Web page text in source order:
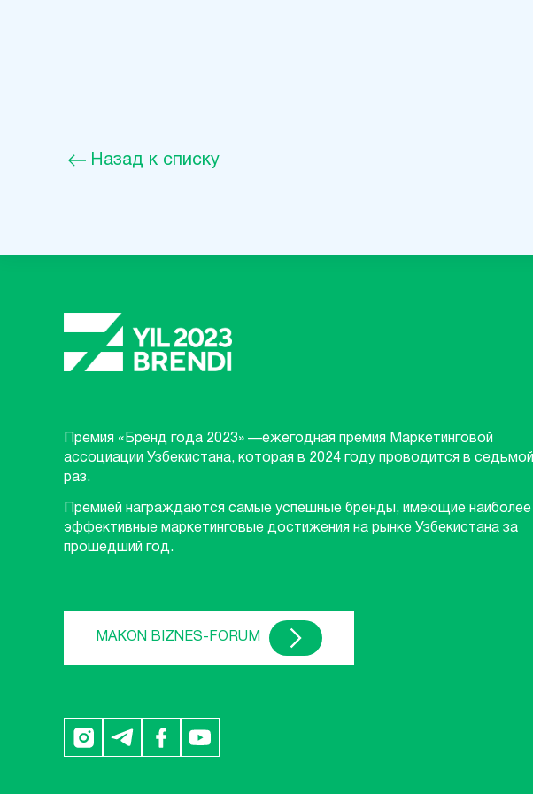
Назад к списку
Премия «Бренд года 2023» —ежегодная премия Маркетинговой
ассоциации Узбекистана, которая в 2024 году проводится в седьмой
раз.
Премией награждаются самые успешные бренды, имеющие наиболее
эффективные маркетинговые достижения на рынке Узбекистана за
прошедший год.
MAKON BIZNES-FORUM